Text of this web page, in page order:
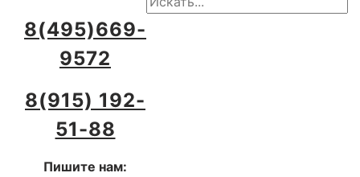
8(495)669-
9572
8(915) 192-
51-88
Пишите нам: